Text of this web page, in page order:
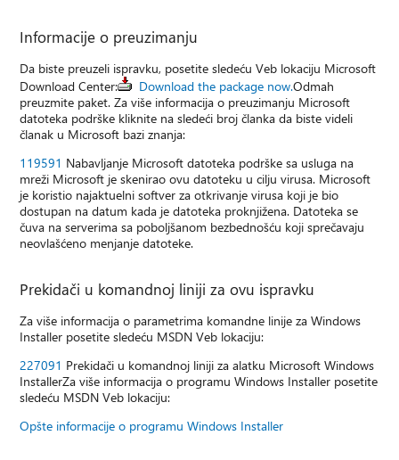
Informacije o preuzimanju
Da biste preuzeli ispravku, posetite sledeću Veb lokaciju Microsoft
Download Center:
Download the package now.Odmah
preuzmite paket. Za više informacija o preuzimanju Microsoft
datoteka podrške kliknite na sledeći broj članka da biste videli
članak u Microsoft bazi znanja:
119591 Nabavljanje Microsoft datoteka podrške sa usluga na
mreži Microsoft je skenirao ovu datoteku u cilju virusa. Microsoft
je koristio najaktuelni softver za otkrivanje virusa koji je bio
dostupan na datum kada je datoteka proknjižena. Datoteka se
čuva na serverima sa poboljšanom bezbednošću koji sprečavaju
neovlašćeno menjanje datoteke.
Prekidači u komandnoj liniji za ovu ispravku
Za više informacija o parametrima komandne linije za Windows
Installer posetite sledeću MSDN Veb lokaciju:
227091 Prekidači u komandnoj liniji za alatku Microsoft Windows
InstallerZa više informacija o programu Windows Installer posetite
sledeću MSDN Veb lokaciju:
Opšte informacije o programu Windows Installer